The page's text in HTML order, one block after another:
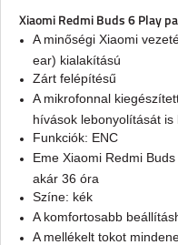
Xiaomi Redmi Buds 6 Play
A minőségi Xiaomi
ear) kialakítású
Zárt felépítésű
A mikrofonnal
hívások lebonyolítását is
Funkciók: ENC
Eme Xiaomi Redmi
akár 36 óra
Színe: kék
A komfortosabb
A mellékelt tokot